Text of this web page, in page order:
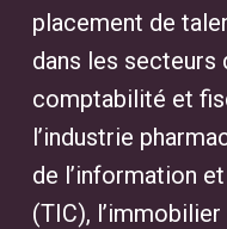
placement de
dans les secteurs
comptabilité et
l’industrie
de l’information
(TIC),